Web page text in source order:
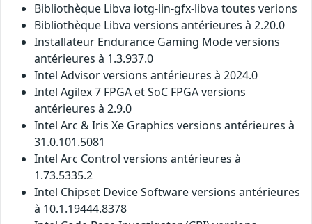
Bibliothèque Libva iotg-lin-gfx-libva toutes verions
Bibliothèque Libva versions antérieures à 2.20.0
Installateur Endurance Gaming Mode versions
antérieures à 1.3.937.0
Intel Advisor versions antérieures à 2024.0
Intel Agilex 7 FPGA et SoC FPGA versions
antérieures à 2.9.0
Intel Arc & Iris Xe Graphics versions antérieures à
31.0.101.5081
Intel Arc Control versions antérieures à
1.73.5335.2
Intel Chipset Device Software versions antérieures
à 10.1.19444.8378